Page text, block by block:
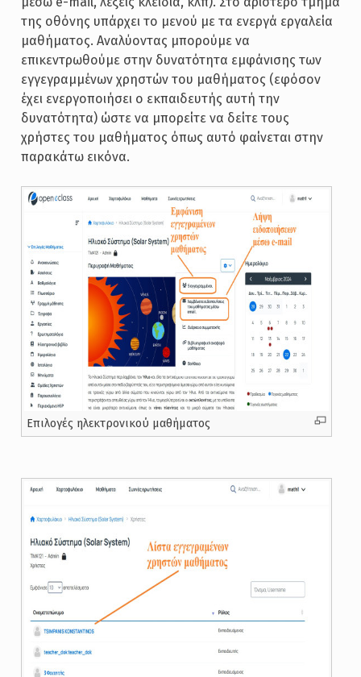
της οθόνης υπάρχει το μενού με τα ενεργά εργαλεία
μαθήματος. Αναλύοντας μπορούμε να
επικεντρωθούμε στην δυνατότητα εμφάνισης των
εγγεγραμμένων χρηστών του μαθήματος (εφόσον
έχει ενεργοποιήσει ο εκπαιδευτής αυτή την
δυνατότητα) ώστε να μπορείτε να δείτε τους
χρήστες του μαθήματος όπως αυτό φαίνεται στην
παρακάτω εικόνα.
Επιλογές ηλεκτρονικού μαθήματος